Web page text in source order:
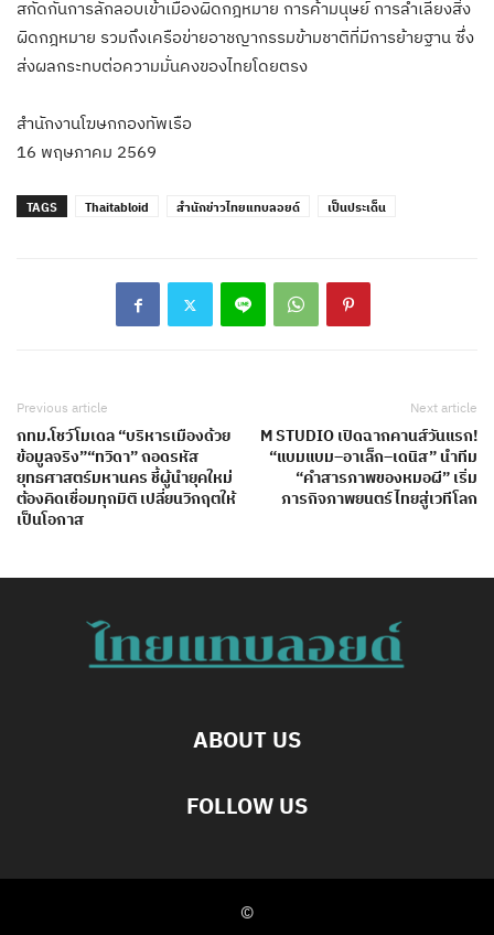
สกัดกั้นการลักลอบเข้าเมืองผิดกฎหมาย การค้ามนุษย์ การลำเลียงสิ่ง
ผิดกฎหมาย รวมถึงเครือข่ายอาชญากรรมข้ามชาติที่มีการย้ายฐาน ซึ่ง
ส่งผลกระทบต่อความมั่นคงของไทยโดยตรง
สำนักงานโฆษกกองทัพเรือ
16 พฤษภาคม 2569
TAGS Thaitabloid สำนักข่าวไทยแทบลอยด์ เป็นประเด็น
Previous article
กทม.โชว์โมเดล “บริหารเมืองด้วย
ข้อมูลจริง”“ทวิดา” ถอดรหัส
ยุทธศาสตร์มหานคร ชี้ผู้นำยุคใหม่
ต้องคิดเชื่อมทุกมิติ เปลี่ยนวิกฤตให้
เป็นโอกาส
Next article
M STUDIO เปิดฉากคานส์วันแรก!
“แบมแบม–อาเล็ก–เดนิส” นำทีม
“คำสารภาพของหมอผี” เริ่ม
ภารกิจภาพยนตร์ไทยสู่เวทีโลก
ABOUT US
FOLLOW US
©